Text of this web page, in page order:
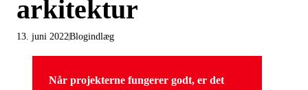
arkitektur
Blogindlæg
13. juni 2022
Når projekterne fungerer godt, er det